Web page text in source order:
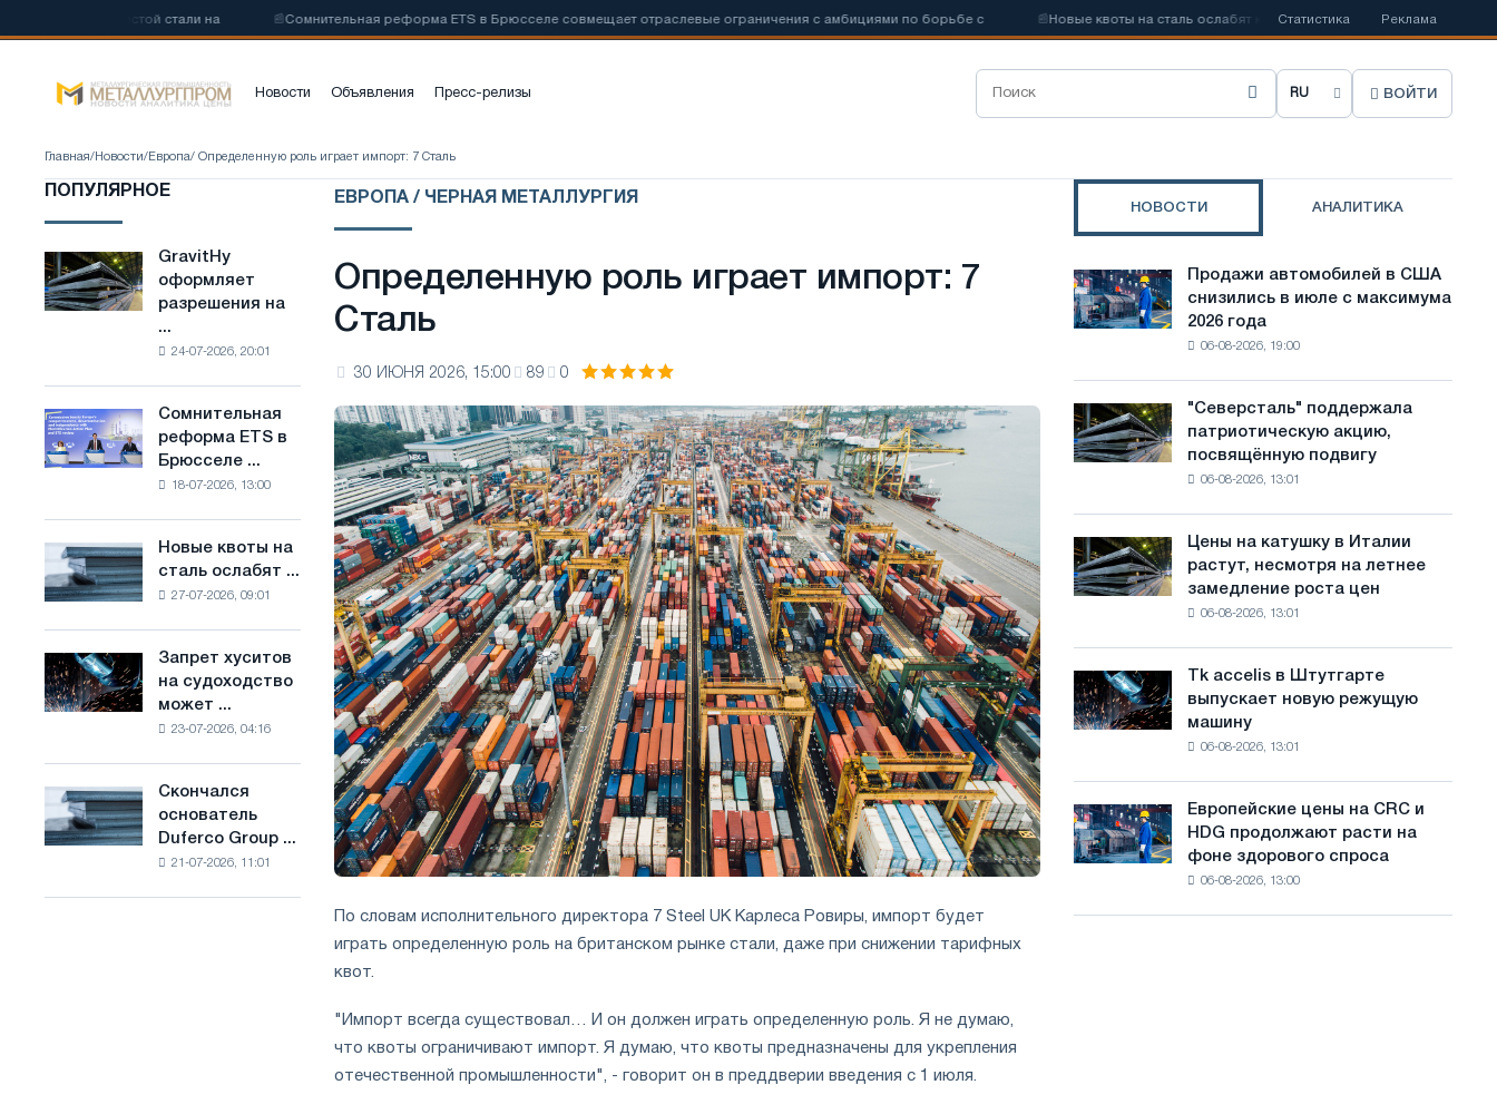
стали на 📰Сомнительная реформа ETS в Брюсселе совмещает отраслевые ограничения с амбициями по борьбе с 📰Новые квоты на сталь ослабят конкуренцию в Соединенном Королевстве
Статистика Реклама
Новости Объявления Пресс-релизы
В
б
т
з
ы
к
с
а
й
ВОЙТИ
Главная/ Новости/ Европа/ Определенную роль играет импорт: 7 Сталь
ПОПУЛЯРНОЕ
GravitHy
оформляет
разрешения
строительство
производству
низкоуглеродистой
основе
водорода
Франции
GravitHy
оформляет
разрешения на
...
24-07-2026, 20:01
Сомнительная
реформа
ETS
отраслевые
ограничения
амбициями
по
борьбе
с
Сомнительная
реформа ETS в
Брюсселе ...
18-07-2026, 13:00
Новые
квоты
на
конкуренцию
в
Новые квоты на
сталь ослабят ...
27-07-2026, 09:01
Запрет
хуситов
на
импорт
Саудовской
Запрет хуситов
на судоходство
может ...
23-07-2026, 04:16
Скончался
основатель
Duferco
Скончался
основатель
Duferco Group ...
21-07-2026, 11:01
ЕВРОПА / ЧЕРНАЯ МЕТАЛЛУРГИЯ
Определенную роль играет импорт: 7
Сталь
30 ИЮНЯ 2026, 15:00 89 0
По словам исполнительного директора 7 Steel UK Карлеса Ровиры, импорт будет
играть определенную роль на британском рынке стали, даже при снижении тарифных
квот.
"Импорт всегда существовал… И он должен играть определенную роль. Я не думаю,
что квоты ограничивают импорт. Я думаю, что квоты предназначены для укрепления
отечественной промышленности", - говорит он в преддверии введения с 1 июля.
НОВОСТИ АНАЛИТИКА
Продажи
автомобилей
в
июле
с
года
Продажи автомобилей в США
снизились в июле с максимума
2026 года
06-08-2026, 19:00
"Северсталь"
поддержала
патриотическую
советской
авиации
Великой
Отечественной
войны
"Северсталь" поддержала
патриотическую акцию,
посвящённую подвигу
06-08-2026, 13:01
Цены
на
катушку
несмотря
на
роста
цен
Цены на катушку в Италии
растут, несмотря на летнее
замедление роста цен
06-08-2026, 13:01
Tk
accelis
в
режущую
машину
Tk accelis в Штутгарте
выпускает новую режущую
машину
06-08-2026, 13:01
Европейские
цены
на
Европейские цены на CRC и
HDG продолжают расти на
фоне здорового спроса
06-08-2026, 13:00